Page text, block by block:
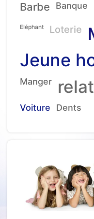
Barbe
Banque
Eléphant Loterie
Jeune
Manger
Voiture Dents